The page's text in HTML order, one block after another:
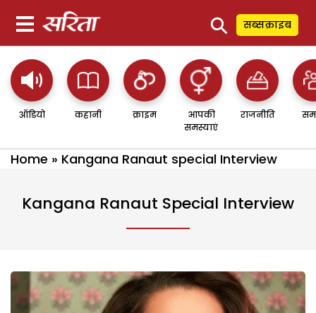
⚲ सब्सक्राइब
ऑडियो कहानी क्राइम
आपकी
समस्याएं
राजनीति
Home » Kangana Ranaut special Interview
Kangana Ranaut Special Interview